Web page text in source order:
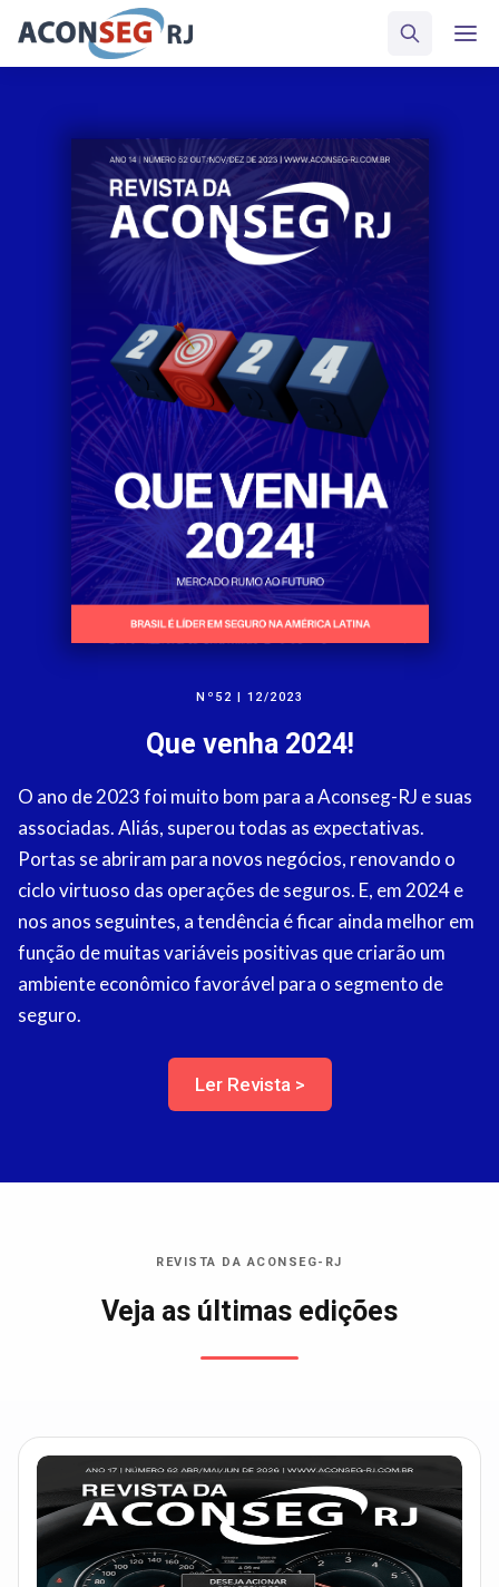
Nº52 | 12/2023
Que venha 2024!
O ano de 2023 foi muito bom para a Aconseg-RJ e suas
associadas. Aliás, superou todas as expectativas.
Portas se abriram para novos negócios, renovando o
ciclo virtuoso das operações de seguros. E, em 2024 e
nos anos seguintes, a tendência é ficar ainda melhor em
função de muitas variáveis positivas que criarão um
ambiente econômico favorável para o segmento de
seguro.
Ler Revista >
REVISTA DA ACONSEG-RJ
Veja as últimas edições